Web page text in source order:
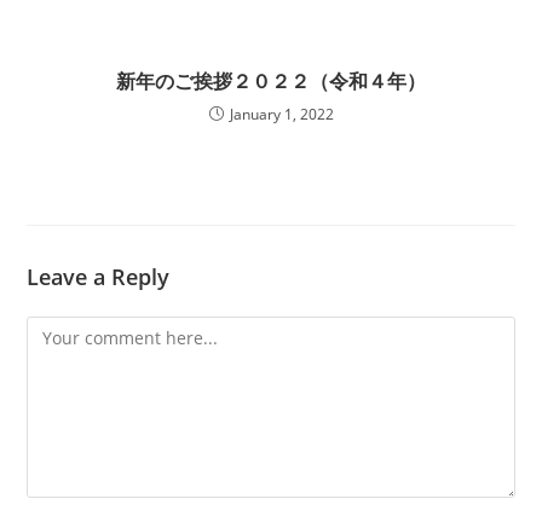
新年のご挨拶２０２２（令和４年）
January 1, 2022
Leave a Reply
Comment